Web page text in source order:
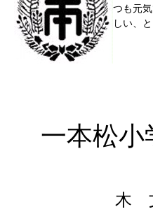
つも元
しい、
一本松
木